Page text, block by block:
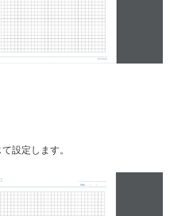
設定します。